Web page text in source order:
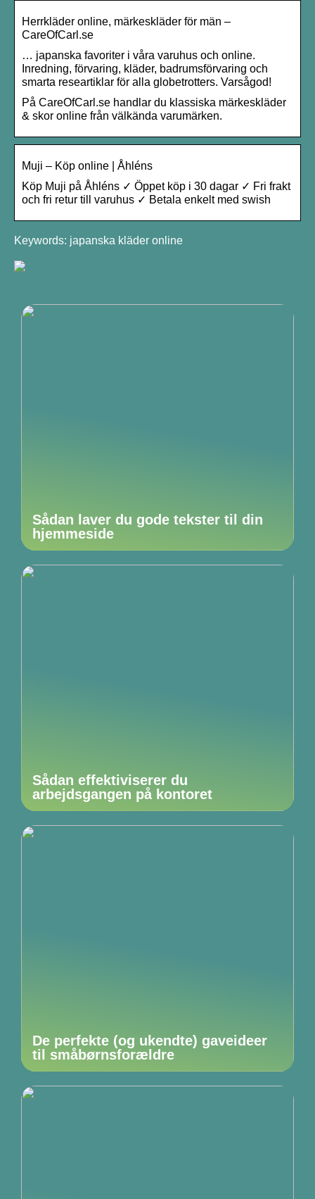
Herrkläder online, märkeskläder för män –
CareOfCarl.se
… japanska favoriter i våra varuhus och online.
Inredning, förvaring, kläder, badrumsförvaring och
smarta researtiklar för alla globetrotters. Varsågod!
På CareOfCarl.se handlar du klassiska märkeskläder
& skor online från välkända varumärken.
Muji – Köp online | Åhléns
Köp Muji på Åhléns ✓ Öppet köp i 30 dagar ✓ Fri frakt
och fri retur till varuhus ✓ Betala enkelt med swish
Keywords: japanska kläder online
Sådan laver du gode tekster til din
hjemmeside
Sådan effektiviserer du
arbejdsgangen på kontoret
De perfekte (og ukendte) gaveideer
til småbørnsforældre